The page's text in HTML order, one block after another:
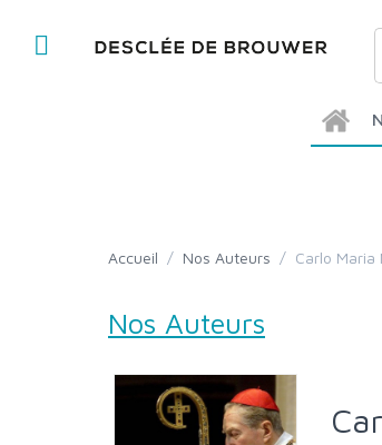
Accueil / Nos Auteurs / Carlo
Nos Auteurs